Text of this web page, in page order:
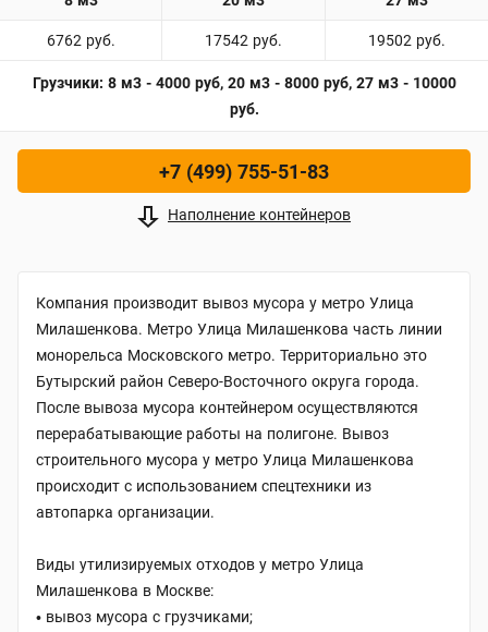
6762 руб. 17542 руб. 19502 руб.
Грузчики: 8 м3 - 4000 руб, 20 м3 - 8000 руб, 27 м3 - 10000
руб.
Наполнение контейнеров
+7 (499) 755-51-83
Компания производит вывоз мусора у метро Улица
Милашенкова. Метро Улица Милашенкова часть линии
монорельса Московского метро. Территориально это
Бутырский район Северо-Восточного округа города.
После вывоза мусора контейнером осуществляются
перерабатывающие работы на полигоне. Вывоз
строительного мусора у метро Улица Милашенкова
происходит с использованием спецтехники из
автопарка организации.
Виды утилизируемых отходов у метро Улица
Милашенкова в Москве:
вывоз мусора с грузчиками;